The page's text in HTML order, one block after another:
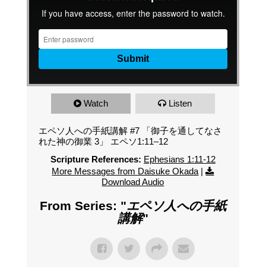
Watch Listen
エペソ人への手紙講解 #7 「御子を通してなさ
れた神の御業 3」 エペソ1:11–12
Scripture References: Ephesians 1:11-12
More Messages from Daisuke Okada |
Download Audio
From Series: "エペソ人への手紙
講解"